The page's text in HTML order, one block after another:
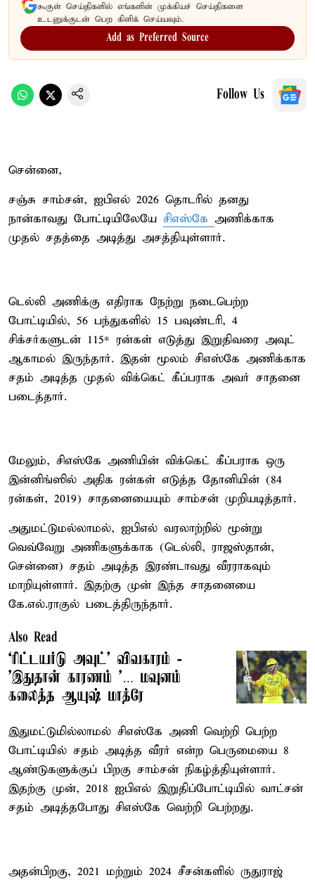
கூகுள் செய்திகளில் எங்களின் முக்கியச் செய்திகளை
உடனுக்குடன் பெற கிளிக் செய்யவும்.
Add as Preferred Source
Follow Us
சென்னை,
சஞ்சு சாம்சன், ஐபிஎல் 2026 தொடரில் தனது
நான்காவது போட்டியிலேயே சிஎஸ்கே அணிக்காக
முதல் சதத்தை அடித்து அசத்தியுள்ளார்.
டெல்லி அணிக்கு எதிராக நேற்று நடைபெற்ற
போட்டியில், 56 பந்துகளில் 15 பவுண்டரி, 4
சிக்சர்களுடன் 115* ரன்கள் எடுத்து இறுதிவரை அவுட்
ஆகாமல் இருந்தார். இதன் மூலம் சிஎஸ்கே அணிக்காக
சதம் அடித்த முதல் விக்கெட் கீப்பராக அவர் சாதனை
படைத்தார்.
மேலும், சிஎஸ்கே அணியின் விக்கெட் கீப்பராக ஒரு
இன்னிங்ஸில் அதிக ரன்கள் எடுத்த தோனியின் (84
ரன்கள், 2019) சாதனையையும் சாம்சன் முறியடித்தார்.
அதுமட்டுமல்லாமல், ஐபிஎல் வரலாற்றில் மூன்று
வெவ்வேறு அணிகளுக்காக (டெல்லி, ராஜஸ்தான்,
சென்னை) சதம் அடித்த இரண்டாவது வீரராகவும்
மாறியுள்ளார். இதற்கு முன் இந்த சாதனையை
கே.எல்.ராகுல் படைத்திருந்தார்.
Also Read
‘ரிட்டயர்டு அவுட்’ விவகாரம் -
’இதுதான் காரணம் ’… மவுனம்
கலைத்த ஆயுஷ் மாத்ரே
இதுமட்டுமில்லாமல் சிஎஸ்கே அணி வெற்றி பெற்ற
போட்டியில் சதம் அடித்த வீரர் என்ற பெருமையை 8
ஆண்டுகளுக்குப் பிறகு சாம்சன் நிகழ்த்தியுள்ளார்.
இதற்கு முன், 2018 ஐபிஎல் இறுதிப்போட்டியில் வாட்சன்
சதம் அடித்தபோது சிஎஸ்கே வெற்றி பெற்றது.
அதன்பிறகு, 2021 மற்றும் 2024 சீசன்களில் ருதுராஜ்